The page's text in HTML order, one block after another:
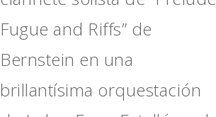
Fugue and Riffs” de
Bernstein en una
brillantísima orquestación